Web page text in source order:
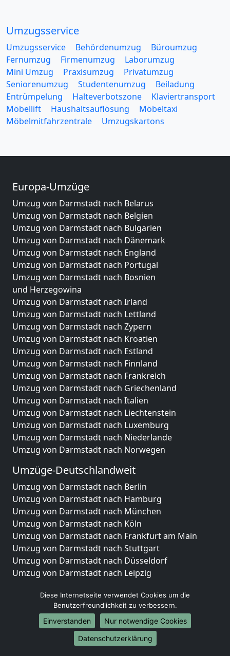
Umzugsservice
Umzugsservice Behördenumzug
Büroumzug
Fernumzug
Firmenumzug
Laborumzug
Mini Umzug
Praxisumzug
Privatumzug
Seniorenumzug
Studentenumzug
Beiladung
Entrümpelung
Halteverbotszone
Klaviertransport
Möbellift
Haushaltsauflösung
Möbeltaxi
Möbelmitfahrzentrale
Umzugskartons
Europa-Umzüge
Umzug von Darmstadt nach Belarus
Umzug von Darmstadt nach Belgien
Umzug von Darmstadt nach Bulgarien
Umzug von Darmstadt nach Dänemark
Umzug von Darmstadt nach England
Umzug von Darmstadt nach Portugal
Umzug von Darmstadt nach Bosnien
und Herzegowina
Umzug von Darmstadt nach Irland
Umzug von Darmstadt nach Lettland
Umzug von Darmstadt nach Zypern
Umzug von Darmstadt nach Kroatien
Umzug von Darmstadt nach Estland
Umzug von Darmstadt nach Finnland
Umzug von Darmstadt nach Frankreich
Umzug von Darmstadt nach Griechenland
Umzug von Darmstadt nach Italien
Umzug von Darmstadt nach Liechtenstein
Umzug von Darmstadt nach Luxemburg
Umzug von Darmstadt nach Niederlande
Umzug von Darmstadt nach Norwegen
Umzüge-Deutschlandweit
Umzug von Darmstadt nach Berlin
Umzug von Darmstadt nach Hamburg
Umzug von Darmstadt nach München
Umzug von Darmstadt nach Köln
Umzug von Darmstadt nach Frankfurt am Main
Umzug von Darmstadt nach Stuttgart
Umzug von Darmstadt nach Düsseldorf
Umzug von Darmstadt nach Leipzig
Umzug von Darmstadt nach Essen
Umzug von Darmstadt nach Bremen
Umzug von Darmstadt nach Dresden
Umzug von Darmstadt nach Hannover
Umzug von Darmstadt nach Nürnberg
Diese Internetseite verwendet Cookies um die
Benutzerfreundlichkeit zu verbessern.
Einverstanden
Nur notwendige Cookies
Datenschutzerklärung